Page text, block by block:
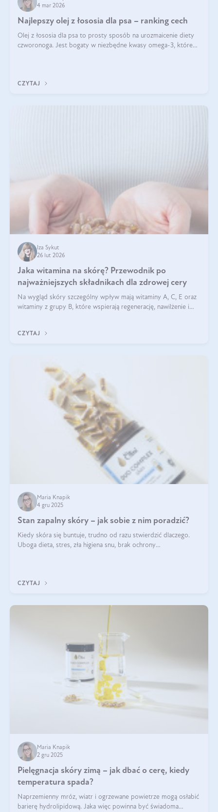
4 mar 2026
Najlepszy olej z łososia dla psa – ranking cech
Olej z łososia dla psa to prosty sposób na urozmaicenie diety
czworonoga. Jest bogaty w niezbędne kwasy omega-3, które
CZYTAJ
Iza Sykut
26 lut 2026
Jaka witamina na skórę? Przewodnik po
najważniejszych składnikach dla zdrowej cery
Na wygląd skóry szczególny wpływ mają witaminy A, C, E oraz
witaminy z grupy B, które wspierają regenerację, nawilżenie i
CZYTAJ
Maria Knapik
4 gru 2025
Stan zapalny skóry – jak sobie z nim poradzić?
Kiedy skóra się buntuje, trudno od razu stwierdzić dlaczego.
Uboga dieta, stres, zła higiena snu, brak ochrony
CZYTAJ
Maria Knapik
2 gru 2025
Pielęgnacja skóry zimą – jak dbać o cerę, kiedy
temperatura spada?
Naprzemienny mróz, wiatr i ogrzewane powietrze mogą osłabić
barierę hydrolipidową. Jaka więc powinna być świadoma